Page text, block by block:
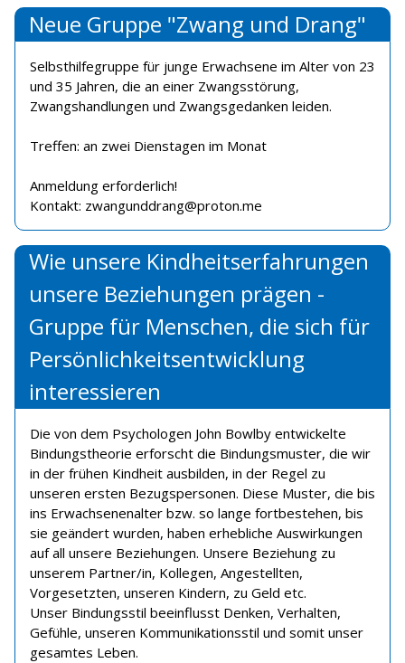
Neue Gruppe "Zwang und Drang"
Selbsthilfegruppe für junge Erwachsene im Alter von 23
und 35 Jahren, die an einer Zwangsstörung,
Zwangshandlungen und Zwangsgedanken leiden.
Treffen: an zwei Dienstagen im Monat
Anmeldung erforderlich!
Kontakt: zwangunddrang@proton.me
Wie unsere Kindheitserfahrungen
unsere Beziehungen prägen -
Gruppe für Menschen, die sich für
Persönlichkeitsentwicklung
interessieren
Die von dem Psychologen John Bowlby entwickelte
Bindungstheorie erforscht die Bindungsmuster, die wir
in der frühen Kindheit ausbilden, in der Regel zu
unseren ersten Bezugspersonen. Diese Muster, die bis
ins Erwachsenenalter bzw. so lange fortbestehen, bis
sie geändert wurden, haben erhebliche Auswirkungen
auf all unsere Beziehungen. Unsere Beziehung zu
unserem Partner/in, Kollegen, Angestellten,
Vorgesetzten, unseren Kindern, zu Geld etc.
Unser Bindungsstil beeinflusst Denken, Verhalten,
Gefühle, unseren Kommunikationsstil und somit unser
gesamtes Leben.